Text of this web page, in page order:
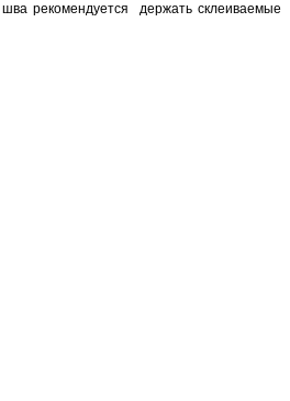
рекомендуется держать склеиваемые